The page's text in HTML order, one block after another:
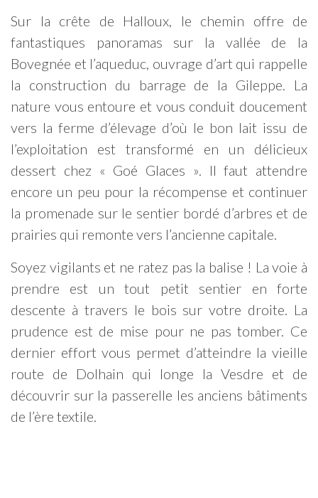
Sur la crête de Halloux, le chemin offre de
fantastiques panoramas sur la vallée de la
Bovegnée et l’aqueduc, ouvrage d’art qui rappelle
la construction du barrage de la Gileppe. La
nature vous entoure et vous conduit doucement
vers la ferme d’élevage d’où le bon lait issu de
l’exploitation est transformé en un délicieux
dessert chez « Goé Glaces ». Il faut attendre
encore un peu pour la récompense et continuer
la promenade sur le sentier bordé d’arbres et de
prairies qui remonte vers l’ancienne capitale.
Soyez vigilants et ne ratez pas la balise ! La voie à
prendre est un tout petit sentier en forte
descente à travers le bois sur votre droite. La
prudence est de mise pour ne pas tomber. Ce
dernier effort vous permet d’atteindre la vieille
route de Dolhain qui longe la Vesdre et de
découvrir sur la passerelle les anciens bâtiments
de l’ère textile.